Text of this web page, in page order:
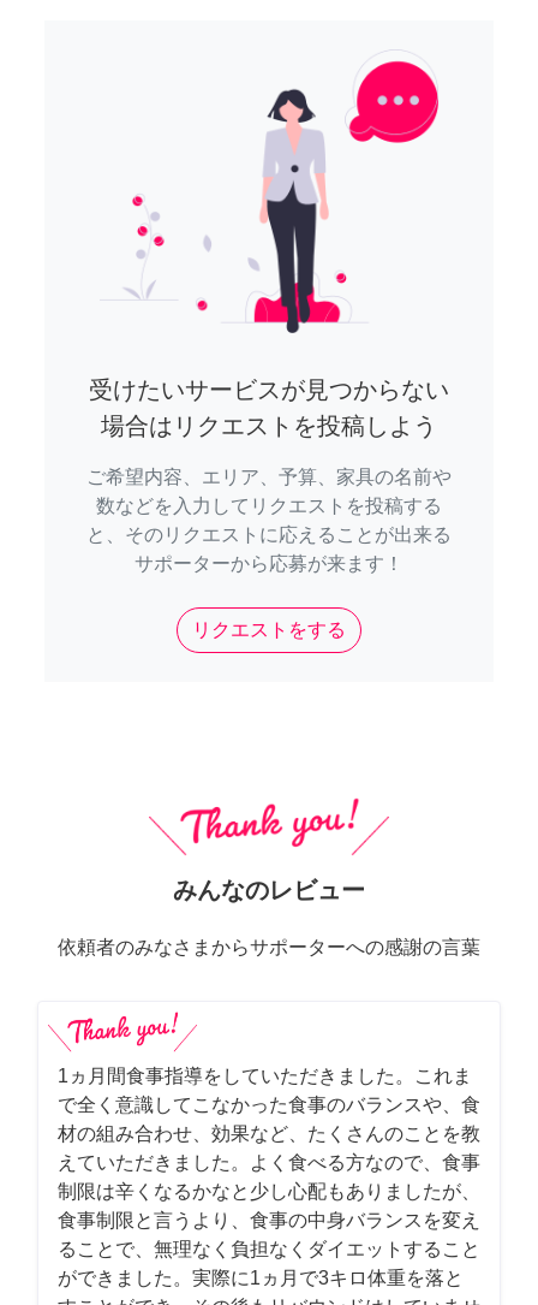
受けたいサービスが見つからない
場合はリクエストを投稿しよう
ご希望内容、エリア、予算、家具の名前や
数などを入力してリクエストを投稿する
と、そのリクエストに応えることが出来る
サポーターから応募が来ます！
リクエストをする
みんなのレビュー
依頼者のみなさまからサポーターへの感謝の言葉
1ヵ月間食事指導をしていただきました。これま
で全く意識してこなかった食事のバランスや、食
材の組み合わせ、効果など、たくさんのことを教
えていただきました。よく食べる方なので、食事
制限は辛くなるかなと少し心配もありましたが、
食事制限と言うより、食事の中身バランスを変え
ることで、無理なく負担なくダイエットすること
ができました。実際に1ヵ月で3キロ体重を落と